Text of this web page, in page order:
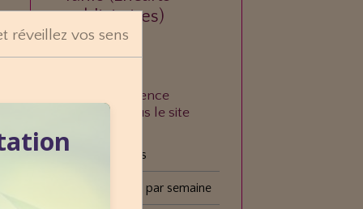
publicitaires)
À quelle fréquence
consultez-vous le site
Tous les jours
Plusieurs fois par semaine
réveillez vos sens